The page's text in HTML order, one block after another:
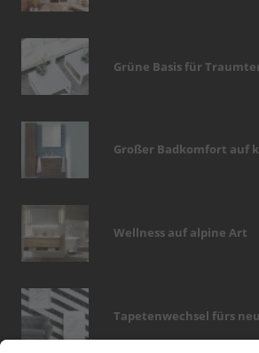
Grüne Basis für
Großer Badkomfort auf
Wellness auf alpine Art
Tapetenwechsel fürs